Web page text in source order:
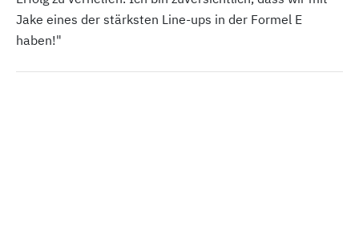
Jake eines der stärksten Line-ups in der Formel E
haben!"